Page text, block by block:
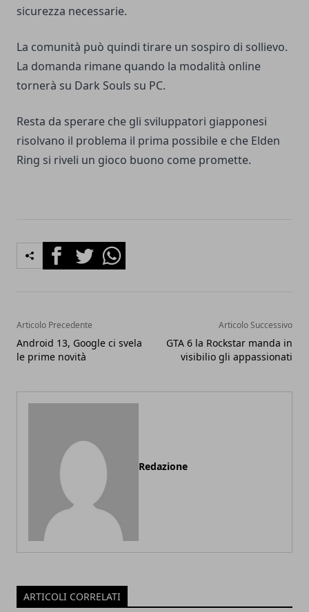
sicurezza necessarie.
La comunità può quindi tirare un sospiro di sollievo.
La domanda rimane quando la modalità online
tornerà su Dark Souls su PC.
Resta da sperare che gli sviluppatori giapponesi
risolvano il problema il prima possibile e che Elden
Ring si riveli un gioco buono come promette.
FacebookTwitterWhatsapp
Articolo Precedente
Android 13, Google ci svela
le prime novità
Articolo Successivo
GTA 6 la Rockstar manda in
visibilio gli appassionati
Redazione
ARTICOLI CORRELATI